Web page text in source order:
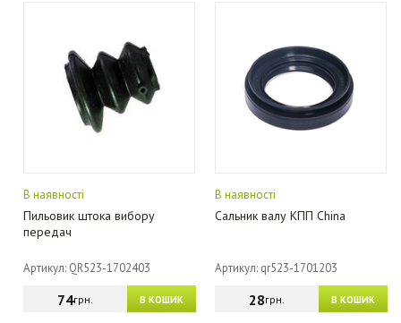
В наявності
Пильовик штока вибору
передач
Артикул: QR523-1702403
В КОШИК
74грн.
В наявності
Сальник валу КПП China
Артикул: qr523-1701203
В КОШИК
28грн.